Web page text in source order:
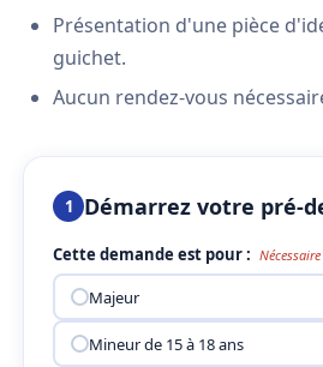
Présentation d'une pièce
guichet.
Aucun rendez-vous
1 Démarrez votre pré-
Cette demande est pour : Nécessaire
Majeur
Mineur de 15 à 18 ans